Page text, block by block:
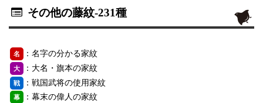
その他の藤紋-231種
名 ：名字の分かる家紋
大 ：大名・旗本の家紋
戦 ：戦国武将の使用家紋
幕 ：幕末の偉人の家紋